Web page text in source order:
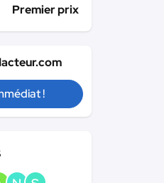
Premier prix
!